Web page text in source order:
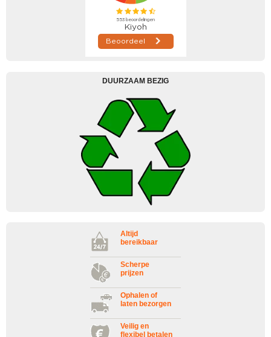
DUURZAAM BEZIG
Altijd
bereikbaar
Scherpe
prijzen
Ophalen of
laten bezorgen
Veilig en
flexibel betalen